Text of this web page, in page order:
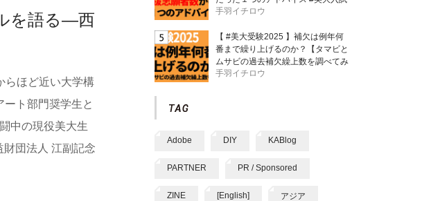
を語る—西
らほど近い大学構
ト部門奨学生と
中の現役美大生
団法人 江副記念
手羽イチロウ
【 #美大受験2025 】補欠は例年何
番まで繰り上げるのか？【タマビと
ムサビの過去補欠繰上数を調べてみ
た】
手羽イチロウ
Adobe DIY KABlog
PARTNER PR / Sponsored
ZINE [English] アジア